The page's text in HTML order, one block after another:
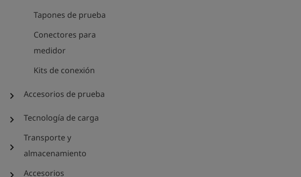
Tapones de prueba
Conectores para
medidor
Kits de conexión
chevron_right Accesorios de prueba
chevron_right Tecnología de carga
chevron_right
Transporte y
almacenamiento
Accesorios